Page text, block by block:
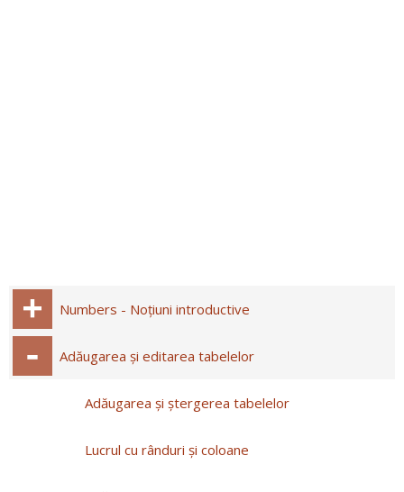
Numbers - Noțiuni introductive
Adăugarea și editarea tabelelor
Adăugarea și ștergerea tabelelor
Lucrul cu rânduri și coloane